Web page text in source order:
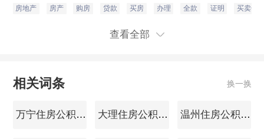
房地产 房产 购房 贷款 买房 办理 全款 证明 买卖合
查看全部
相关词条 换一换
万宁住房公积金查询 大理住房公积金查询 温州住房公积金查询